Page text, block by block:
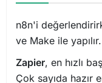
n8n'i
ve Make ile yapılır.
Zapier, en hızlı
Çok sayıda hazır